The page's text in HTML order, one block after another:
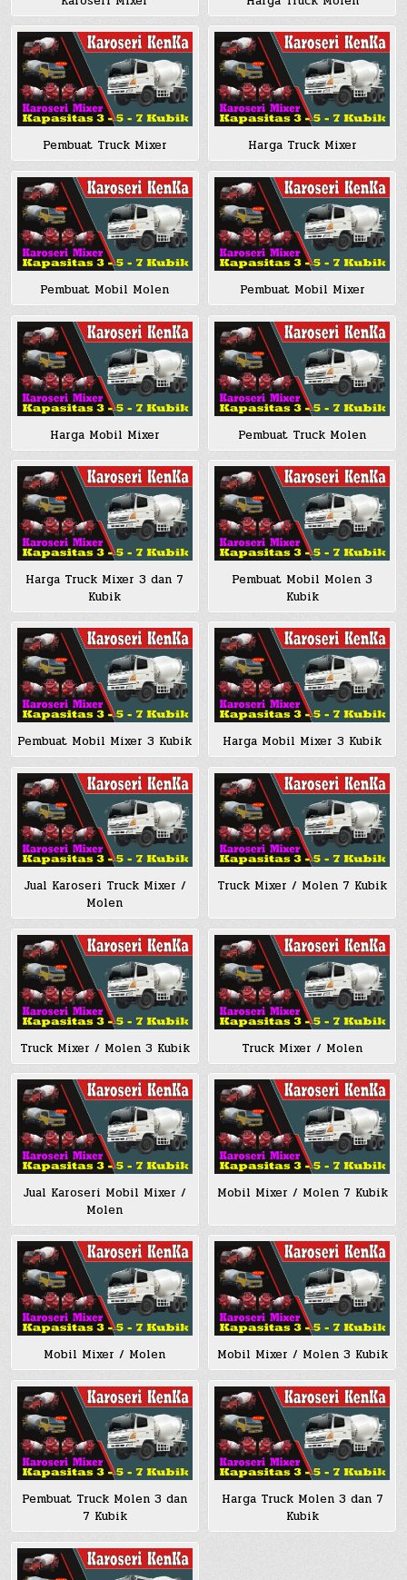
Pembuat Truck Mixer Harga Truck Mixer
Pembuat Mobil Molen Pembuat Mobil Mixer
Harga Mobil Mixer Pembuat Truck Molen
Harga Truck Mixer 3 dan 7
Kubik
Pembuat Mobil Molen 3
Kubik
Pembuat Mobil Mixer 3 Kubik Harga Mobil Mixer 3 Kubik
Jual Karoseri Truck Mixer /
Molen
Truck Mixer / Molen 7 Kubik
Truck Mixer / Molen 3 Kubik Truck Mixer / Molen
Jual Karoseri Mobil Mixer /
Molen
Mobil Mixer / Molen 7 Kubik
Mobil Mixer / Molen Mobil Mixer / Molen 3 Kubik
Pembuat Truck Molen 3 dan
7 Kubik
Harga Truck Molen 3 dan 7
Kubik